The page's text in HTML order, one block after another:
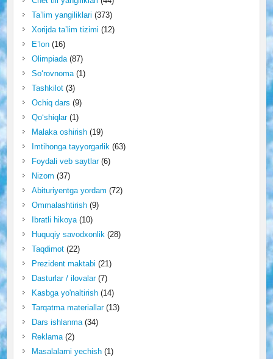
Ta’lim yangiliklari (373)
Xorijda ta’lim tizimi (12)
E’lon(16)
Olimpiada(87)
So‘rovnoma(1)
Tashkilot(3)
Ochiq dars (9)
Qo‘shiqlar(1)
Malaka oshirish(19)
Imtihonga tayyorgarlik (63)
Foydali veb saytlar(6)
Nizom (37)
Abituriyentga yordam (72)
Ommalashtirish(9)
Ibratli hikoya(10)
Huquqiy savodxonlik (28)
Taqdimot(22)
Prezident maktabi (21)
Dasturlar / ilovalar(7)
Kasbga yo'naltirish(14)
Tarqatma materiallar(13)
Dars ishlanma(34)
Reklama(2)
Masalalarni yechish(1)